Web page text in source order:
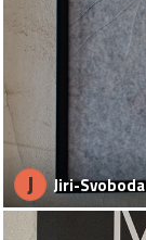
J Jiri-Svoboda